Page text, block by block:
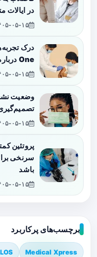
در ایالات
۱۴۰۵-۰۵-
One درباره محتوا، داوری و پیامدهای روانی
۱۴۰۵-۰۵-
وضعیت
۱۴۰۵-۰۵-
پروتئین
باشد
۱۴۰۵-۰۵-
برچسب‌های پرکاربرد
Medical Xpress